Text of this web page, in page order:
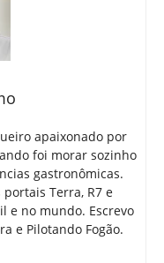
apaixonado por
foi morar sozinho
gastronômicas.
Terra, R7 e
e no mundo. Escrevo
e Pilotando Fogão.